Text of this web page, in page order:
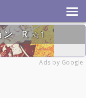
ン R
1
Ads by Google